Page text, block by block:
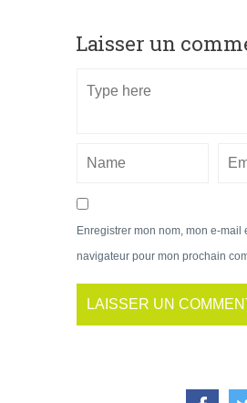
Laisser un
Enregistrer mon nom, mon e-mail
navigateur pour mon prochain